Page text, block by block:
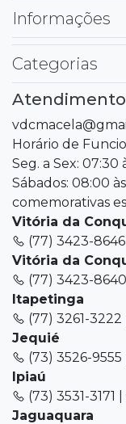
Informações
Categorias
Atendimento
Horário de
Seg. a Sex: 07:30
Sábados: 08:00
comemorativas
Vitória da
(77) 3423-8646
Vitória da
(77) 3423-8640
Itapetinga
(77) 3261-3222 |
Jequié
(73) 3526-9555 |
Ipiaú
(73) 3531-3171 |
Jaguaquara